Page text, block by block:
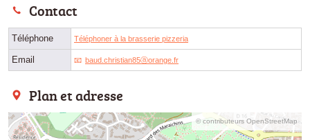
Contact
Téléphone Téléphoner à la brasserie pizzeria
Email baud.christian85ⓐorange.fr
Plan et adresse
© contributeurs OpenStreetMap